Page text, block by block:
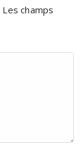
Les champs